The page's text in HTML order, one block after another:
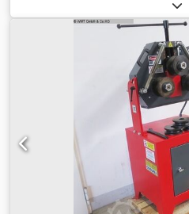
132 kg Abmessungen
Schweißen mit Gleichstrom -
Impulsstrom - E-
2/4 Takt Punktschweißen,
Schlauchpaket 4,0 Meter,
Massekabel 4,0 Meter -
Schweißbrenner ERGO 301 *